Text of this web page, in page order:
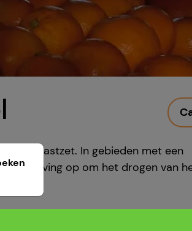
vastzet. In gebieden met een
omgeving op om het drogen van